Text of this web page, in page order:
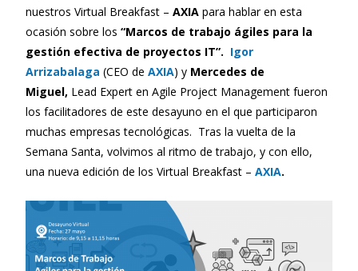
nuestros Virtual Breakfast – AXIA para hablar en esta
ocasión sobre los “Marcos de trabajo ágiles para la
gestión efectiva de proyectos IT”. Igor
Arrizabalaga (CEO de AXIA) y Mercedes de
Miguel, Lead Expert en Agile Project Management fueron
los facilitadores de este desayuno en el que participaron
muchas empresas tecnológicas. Tras la vuelta de la
Semana Santa, volvimos al ritmo de trabajo, y con ello,
una nueva edición de los Virtual Breakfast – AXIA.